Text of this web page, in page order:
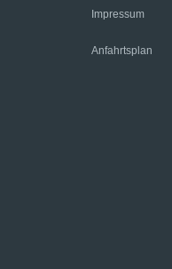
Impressum
Anfahrtsplan